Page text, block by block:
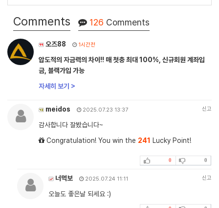
Comments 126 Comments
오즈88 1시간전
압도적의 자금력의 차이!! 매 첫충 최대 100%, 신규회원 계좌입
금, 블랙가입 가능
자세히 보기 >
meidos 2025.07.23 13:37 신고
감사합니다 잘봤습니다~
Congratulation! You win the 241 Lucky Point!
0 0
너먹보 2025.07.24 11:11 신고
오늘도 좋은날 되세요 :)